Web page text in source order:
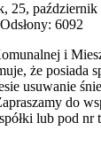
25, październik
6092
i
że posiada
usuwanie
do
lub pod